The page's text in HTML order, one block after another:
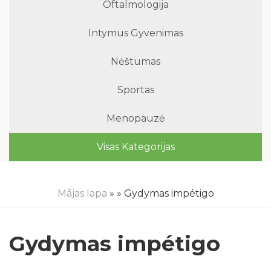
Oftalmologija
Intymus Gyvenimas
Nėštumas
Sportas
Menopauzė
Visas Kategorijas
Mājas lapa » » Gydymas impétigo
Gydymas impétigo